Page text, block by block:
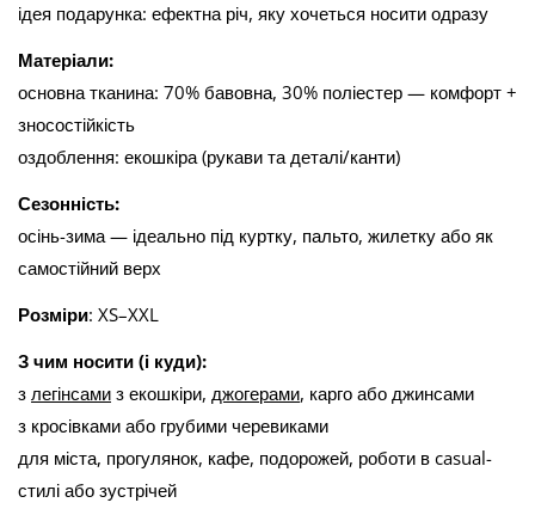
ідея подарунка: ефектна річ, яку хочеться носити одразу
Матеріали:
основна тканина: 70% бавовна, 30% поліестер — комфорт +
зносостійкість
оздоблення: екошкіра (рукави та деталі/канти)
Сезонність:
осінь-зима — ідеально під куртку, пальто, жилетку або як
самостійний верх
Розміри: XS–XXL
З чим носити (і куди):
з легінсами з екошкіри, джогерами, карго або джинсами
з кросівками або грубими черевиками
для міста, прогулянок, кафе, подорожей, роботи в casual-
стилі або зустрічей